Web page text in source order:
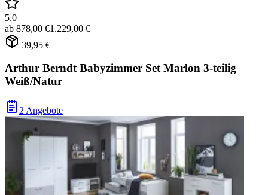
5.0
ab 878,00 €1.229,00 €
39,95 €
Arthur Berndt Babyzimmer Set Marlon 3-teilig
Weiß/Natur
2 Angebote